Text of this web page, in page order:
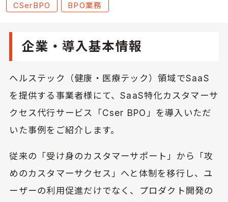
CSerBPO BPO業務
企業・導入基本情報
ヘルステック（健康・医療テック）領域でSaaS
を提供する事業者様にて、SaaS特化カスタマーサ
クセス代行サービス「Cser BPO」を導入いただ
いた事例をご紹介します。
従来の「受け身のカスタマーサポート」から「攻
めのカスタマーサクセス」へと体制を移行し、ユ
ーザーの利用促進だけでなく、プロダクト開発の